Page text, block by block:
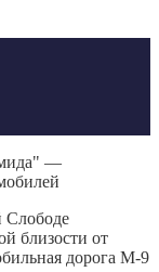
—
Слободе
близости от
дорога М-9